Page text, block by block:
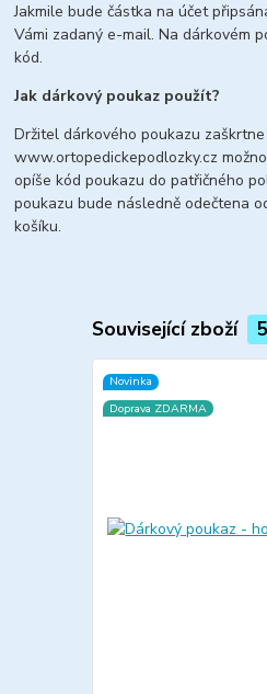
Jakmile bude částka na účet
Vámi zadaný e-mail. Na dárkovém
kód.
Jak dárkový poukaz použít?
Držitel dárkového poukazu
www.ortopedickepodlozky.cz
opíše kód poukazu do patřičného
poukazu bude následně odečtena
košíku.
Související zboží 5
Novinka
Doprava ZDARMA